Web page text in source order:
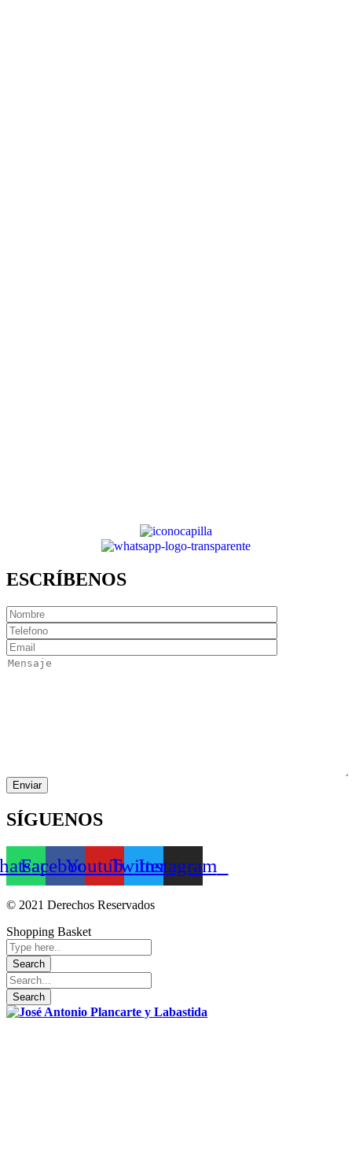
ESCRÍBENOS
SÍGUENOS
FacebookYoutubeTwitterInstagram
© 2021 Derechos Reservados
Shopping Basket